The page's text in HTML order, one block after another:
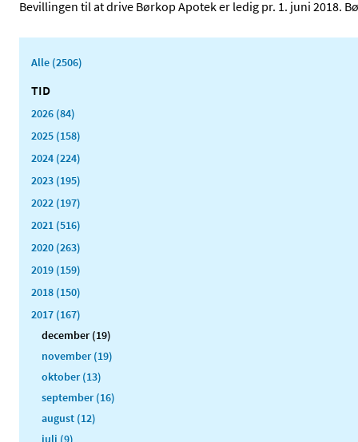
Bevillingen til at drive Børkop Apotek er ledig pr. 1. juni 2018.
Alle (2506)
TID
2026 (84)
2025 (158)
2024 (224)
2023 (195)
2022 (197)
2021 (516)
2020 (263)
2019 (159)
2018 (150)
2017 (167)
december (19)
november (19)
oktober (13)
september (16)
august (12)
juli (9)